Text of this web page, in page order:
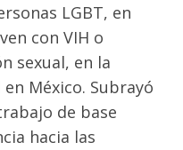
LGBT, en
con VIH o
sexual, en la
México. Subrayó
de base
hacia las